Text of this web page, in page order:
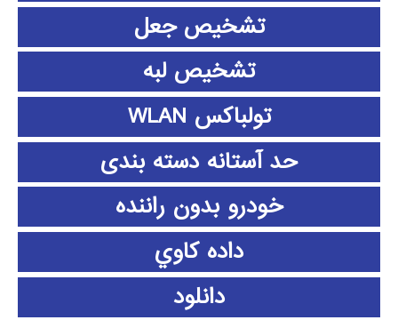
تشخیص جعل
تشخیص لبه
تولباکس WLAN
حد آستانه دسته بندی
خودرو بدون راننده
داده كاوي
دانلود